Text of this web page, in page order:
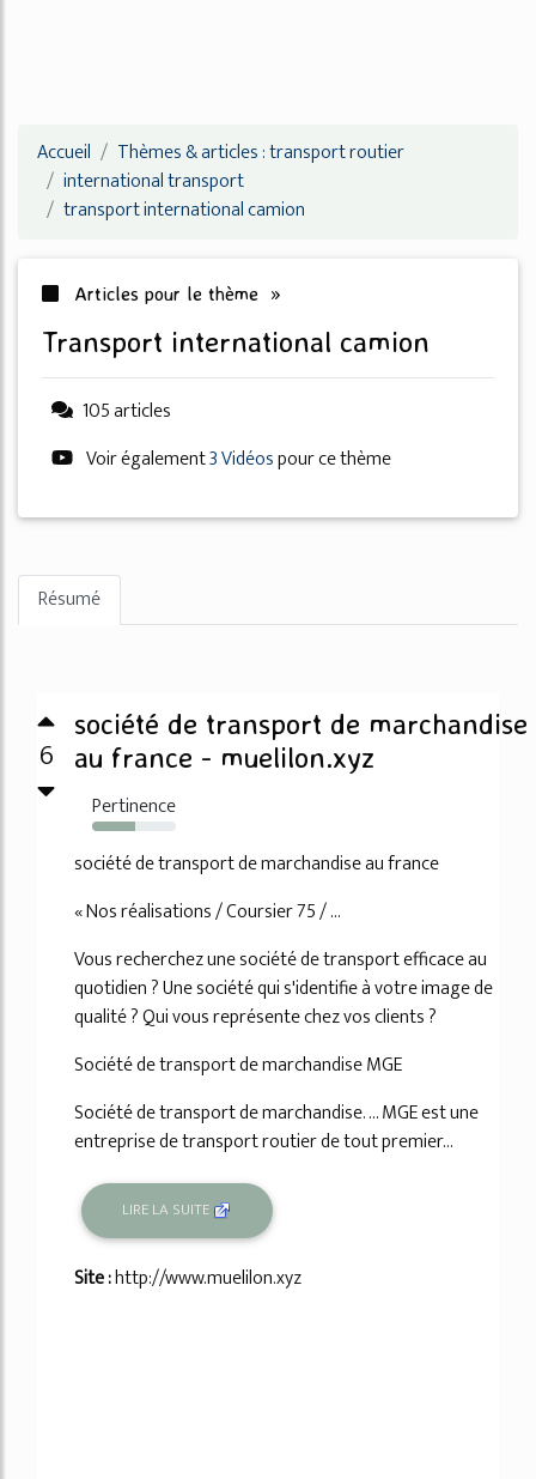
Accueil
Thèmes & articles : transport routier
international transport
transport international camion
Articles pour le thème »
transport international camion
105 articles
Voir également3 Vidéospour ce thème
Résumé
6
société de transport de marchandise
au france - muelilon.xyz
Pertinence
52%
société de transport de marchandise au france
« Nos réalisations / Coursier 75 / ...
Vous recherchez une société de transport efficace au
quotidien ? Une société qui s'identifie à votre image de
qualité ? Qui vous représente chez vos clients ?
Société de transport de marchandise MGE
Société de transport de marchandise. ... MGE est une
entreprise de transport routier de tout premier...
LIRE LA SUITE
Site :http://www.muelilon.xyz